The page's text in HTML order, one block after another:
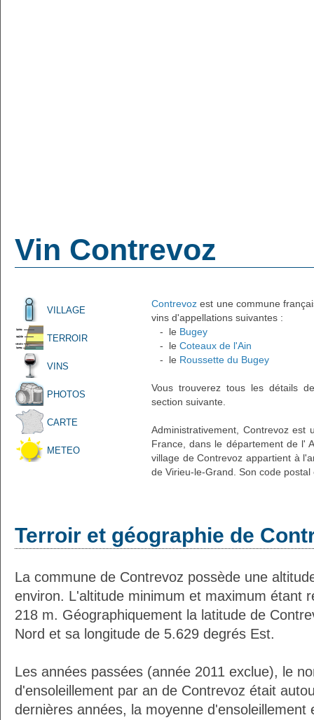
Vin Contrevoz
VILLAGE
TERROIR
VINS
PHOTOS
CARTE
METEO
Contrevoz est une commune
vins d'appellations suivantes :
- le Bugey
- le Coteaux de l'Ain
- le Roussette du Bugey
Vous trouverez tous les détails
section suivante.
Administrativement, Contrevoz
France, dans le département de l'
village de Contrevoz appartient à
de Virieu-le-Grand. Son code postal
Terroir et géographie de
La commune de Contrevoz possède une
environ. L'altitude minimum et maximum étant
218 m. Géographiquement la latitude de
Nord et sa longitude de 5.629 degrés Est.
Les années passées (année 2011 exclue), le
d'ensoleillement par an de Contrevoz était
dernières années, la moyenne d'ensoleillement